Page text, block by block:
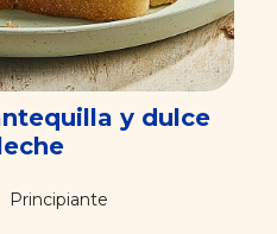
y dulce
Principiante